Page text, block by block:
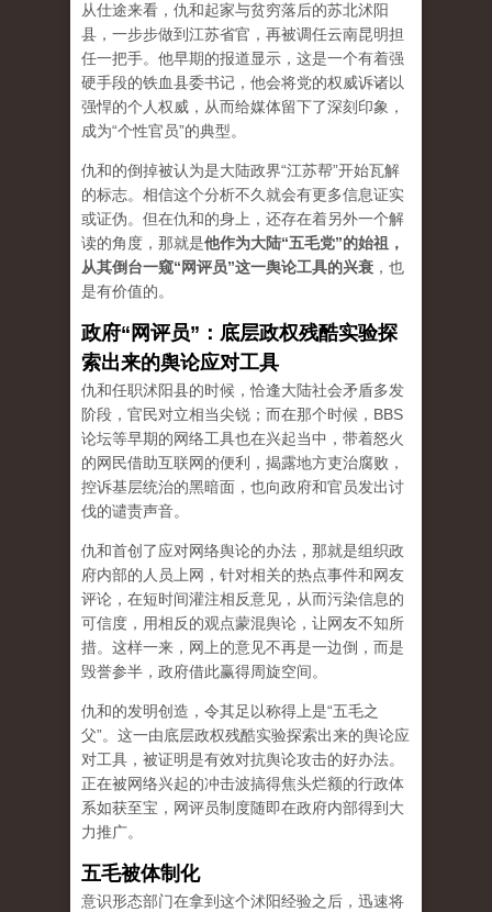
从仕途来看，仇和起家与贫穷落后的苏北沭阳
县，一步步做到江苏省官，再被调任云南昆明担
任一把手。他早期的报道显示，这是一个有着强
硬手段的铁血县委书记，他会将党的权威诉诸以
强悍的个人权威，从而给媒体留下了深刻印象，
成为“个性官员”的典型。
仇和的倒掉被认为是大陆政界“江苏帮”开始瓦解
的标志。相信这个分析不久就会有更多信息证实
或证伪。但在仇和的身上，还存在着另外一个解
读的角度，那就是他作为大陆“五毛党”的始祖，
从其倒台一窥“网评员”这一舆论工具的兴衰 ，也
是有价值的。
政府“网评员”：底层政权残酷实验探
索出来的舆论应对工具
仇和任职沭阳县的时候，恰逢大陆社会矛盾多发
阶段，官民对立相当尖锐；而在那个时候，BBS
论坛等早期的网络工具也在兴起当中，带着怒火
的网民借助互联网的便利，揭露地方吏治腐败，
控诉基层统治的黑暗面，也向政府和官员发出讨
伐的谴责声音。
仇和首创了应对网络舆论的办法，那就是组织政
府内部的人员上网，针对相关的热点事件和网友
评论，在短时间灌注相反意见，从而污染信息的
可信度，用相反的观点蒙混舆论，让网友不知所
措。这样一来，网上的意见不再是一边倒，而是
毁誉参半，政府借此赢得周旋空间。
仇和的发明创造，令其足以称得上是“五毛之
父”。这一由底层政权残酷实验探索出来的舆论应
对工具，被证明是有效对抗舆论攻击的好办法。
正在被网络兴起的冲击波搞得焦头烂额的行政体
系如获至宝，网评员制度随即在政府内部得到大
力推广。
五毛被体制化
意识形态部门在拿到这个沭阳经验之后，迅速将